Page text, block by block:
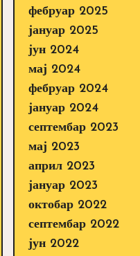
фебруар 2025
јануар 2025
јун 2024
мај 2024
фебруар 2024
јануар 2024
септембар 2023
мај 2023
април 2023
јануар 2023
октобар 2022
септембар 2022
јун 2022